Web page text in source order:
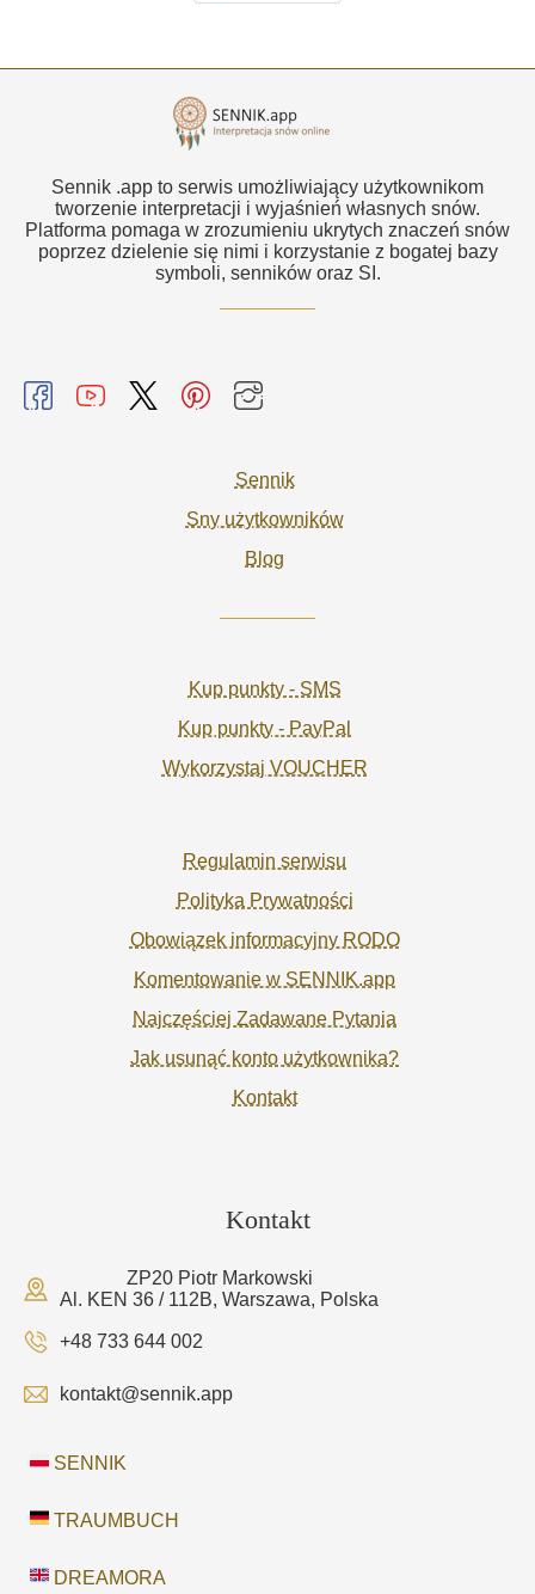
Sennik .app to serwis umożliwiający użytkownikom
tworzenie interpretacji i wyjaśnień własnych snów.
Platforma pomaga w zrozumieniu ukrytych znaczeń snów
poprzez dzielenie się nimi i korzystanie z bogatej bazy
symboli, senników oraz SI.
Sennik
Sny użytkowników
Blog
Kup punkty - SMS
Kup punkty - PayPal
Wykorzystaj VOUCHER
Regulamin serwisu
Polityka Prywatności
Obowiązek informacyjny RODO
Komentowanie w SENNIK.app
Najczęściej Zadawane Pytania
Jak usunąć konto użytkownika?
Kontakt
Kontakt
ZP20 Piotr Markowski
Al. KEN 36 / 112B, Warszawa, Polska
+48 733 644 002
kontakt@sennik.app
SENNIK
TRAUMBUCH
DREAMORA